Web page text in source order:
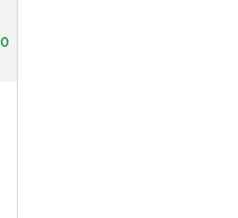
World')())"